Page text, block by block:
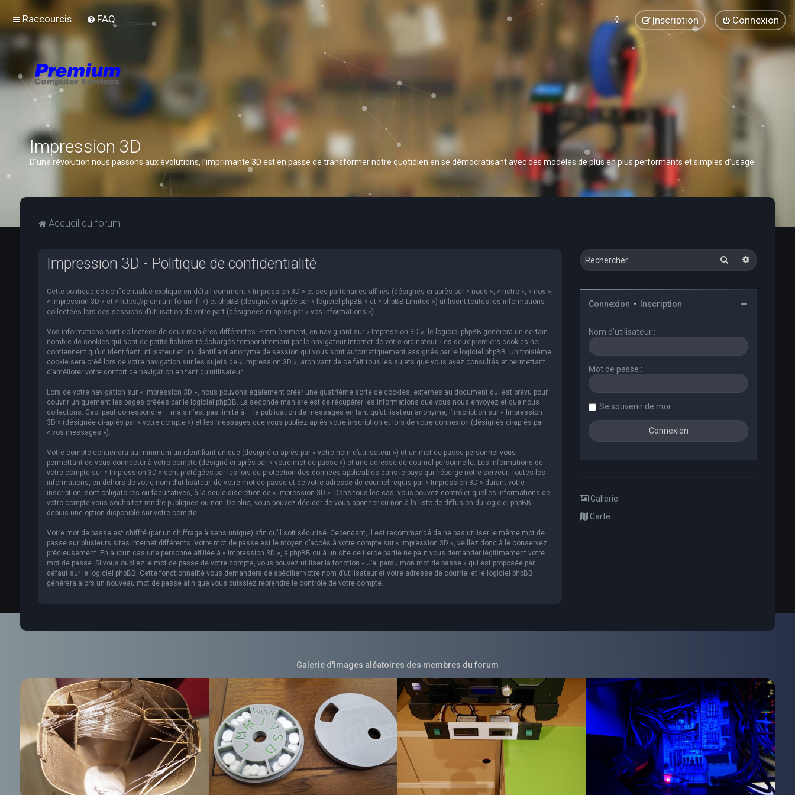
Raccourcis FAQ Connexion
Inscription
Impression 3D
D’une révolution nous passons aux évolutions, l’imprimante 3D est en passe de transformer notre quotidien en se démocratisant avec des modèles de plus en plus performants et simples d’usage.
Accueil du forum
Impression 3D - Politique de confidentialité
Cette politique de confidentialité explique en détail comment « Impression 3D » et ses partenaires affiliés (désignés ci-après par « nous », « notre », « nos »,
« Impression 3D » et « https://premium-forum.fr ») et phpBB (désigné ci-après par « logiciel phpBB » et « phpBB Limited ») utilisent toutes les informations
collectées lors des sessions d’utilisation de votre part (désignées ci-après par « vos informations »).
Vos informations sont collectées de deux manières différentes. Premièrement, en naviguant sur « Impression 3D », le logiciel phpBB génèrera un certain
nombre de cookies qui sont de petits fichiers téléchargés temporairement par le navigateur internet de votre ordinateur. Les deux premiers cookies ne
contiennent qu’un identifiant utilisateur et un identifiant anonyme de session qui vous sont automatiquement assignés par le logiciel phpBB. Un troisième
cookie sera créé lors de votre navigation sur les sujets de « Impression 3D », archivant de ce fait tous les sujets que vous avez consultés et permettant
d’améliorer votre confort de navigation en tant qu’utilisateur.
Lors de votre navigation sur « Impression 3D », nous pouvons également créer une quatrième sorte de cookies, externes au document qui est prévu pour
couvrir uniquement les pages créées par le logiciel phpBB. La seconde manière est de récupérer les informations que vous nous envoyez et que nous
collectons. Ceci peut correspondre — mais n’est pas limité à — la publication de messages en tant qu’utilisateur anonyme, l’inscription sur « Impression
3D » (désignée ci-après par « votre compte ») et les messages que vous publiez après votre inscription et lors de votre connexion (désignés ci-après par
« vos messages »).
Votre compte contiendra au minimum un identifiant unique (désigné ci-après par « votre nom d’utilisateur ») et un mot de passe personnel vous
permettant de vous connecter à votre compte (désigné ci-après par « votre mot de passe ») et une adresse de courriel personnelle. Les informations de
votre compte sur « Impression 3D » sont protégées par les lois de protection des données applicables dans le pays qui héberge notre serveur. Toutes les
informations, en-dehors de votre nom d’utilisateur, de votre mot de passe et de votre adresse de courriel requis par « Impression 3D » durant votre
inscription, sont obligatoires ou facultatives, à la seule discrétion de « Impression 3D ». Dans tous les cas, vous pouvez contrôler quelles informations de
votre compte vous souhaitez rendre publiques ou non. De plus, vous pouvez décider de vous abonner ou non à la liste de diffusion du logiciel phpBB
depuis une option disponible sur votre compte.
Votre mot de passe est chiffré (par un chiffrage à sens unique) afin qu’il soit sécurisé. Cependant, il est recommandé de ne pas utiliser le même mot de
passe sur plusieurs sites internet différents. Votre mot de passe est le moyen d’accès à votre compte sur « Impression 3D », veillez donc à le conservez
précieusement. En aucun cas une personne affiliée à « Impression 3D », à phpBB ou à un site de tierce partie ne peut vous demander légitimement votre
mot de passe. Si vous oubliez le mot de passe de votre compte, vous pouvez utiliser la fonction « J’ai perdu mon mot de passe » qui est proposée par
défaut sur le logiciel phpBB. Cette fonctionnalité vous demandera de spécifier votre nom d’utilisateur et votre adresse de courriel et le logiciel phpBB
générera alors un nouveau mot de passe afin que vous puissiez reprendre le contrôle de votre compte.
Rechercher
Connexion • Inscription
Nom d’utilisateur :
Mot de passe :
Se souvenir de moi
Gallerie
Carte
Galerie d'images aléatoires des membres du forum